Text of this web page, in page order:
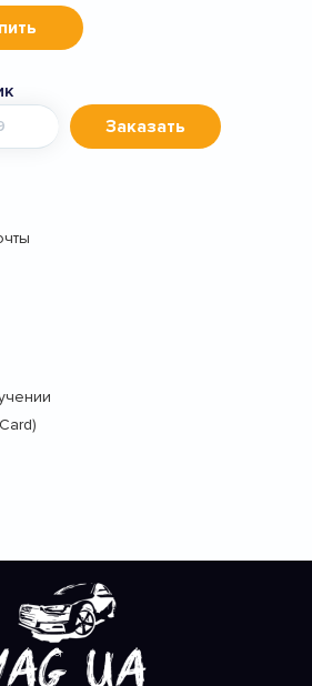
Заказать